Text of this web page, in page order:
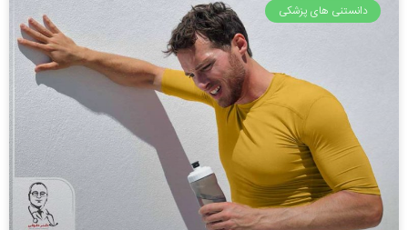
دانستنی های پزشکی